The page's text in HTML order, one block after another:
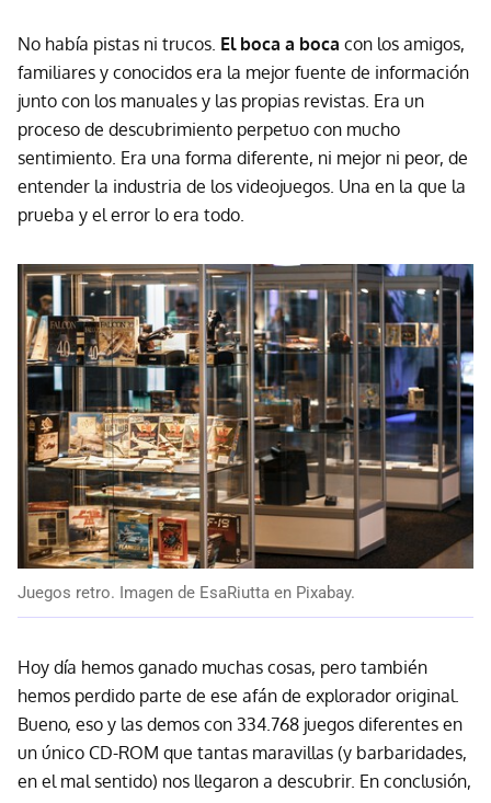
No había pistas ni trucos. El boca a boca con los amigos,
familiares y conocidos era la mejor fuente de información
junto con los manuales y las propias revistas. Era un
proceso de descubrimiento perpetuo con mucho
sentimiento. Era una forma diferente, ni mejor ni peor, de
entender la industria de los videojuegos. Una en la que la
prueba y el error lo era todo.
Juegos retro. Imagen de EsaRiutta en Pixabay.
Hoy día hemos ganado muchas cosas, pero también
hemos perdido parte de ese afán de explorador original.
Bueno, eso y las demos con 334.768 juegos diferentes en
un único CD-ROM que tantas maravillas (y barbaridades,
en el mal sentido) nos llegaron a descubrir. En conclusión,